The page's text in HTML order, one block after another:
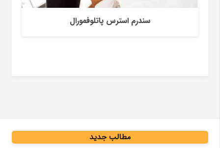
تورم و التهاب زردپی
مطالب جدید